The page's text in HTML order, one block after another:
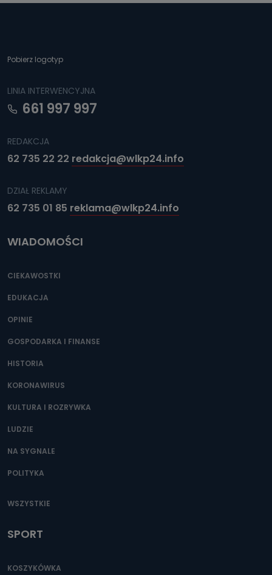
Pobierz logotyp
LINIA INTERWENCYJNA
661 997 997
REDAKCJA
62 735 22 22 redakcja@wlkp24.info
DZIAŁ REKLAMY
62 735 01 85 reklama@wlkp24.info
WIADOMOŚCI
CIEKAWOSTKI
EDUKACJA
OPINIE
GOSPODARKA I FINANSE
HISTORIA
KORONAWIRUS
KULTURA I ROZRYWKA
LUDZIE
NA SYGNALE
POLITYKA
WSZYSTKIE
SPORT
KOSZYKÓWKA